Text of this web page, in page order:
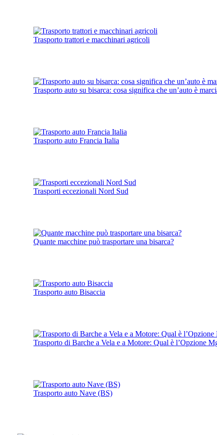
Trasporto trattori e macchinari agricoli
Trasporto auto su bisarca: cosa significa che un’auto è
Trasporto auto Francia Italia
Trasporti eccezionali Nord Sud
Quante macchine può trasportare una bisarca?
Trasporto auto Bisaccia
Trasporto di Barche a Vela e a Motore: Qual è l’Opzione
Trasporto auto Nave (BS)